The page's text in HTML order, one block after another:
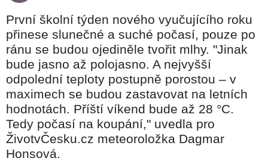
První školní týden nového vyučujícího roku
přinese slunečné a suché počasí, pouze po
ránu se budou ojediněle tvořit mlhy. "Jinak
bude jasno až polojasno. A nejvyšší
odpolední teploty postupně porostou – v
maximech se budou zastavovat na letních
hodnotách. Příští víkend bude až 28 °C.
Tedy počasí na koupání," uvedla pro
ŽivotvČesku.cz meteoroložka Dagmar
Honsová.